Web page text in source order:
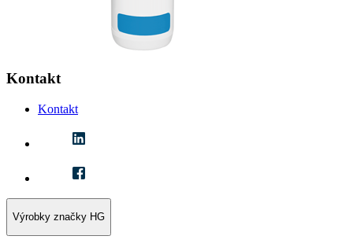
Kontakt
Kontakt
Výrobky značky HG